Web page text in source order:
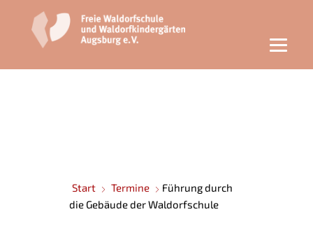
Start Termine
Führung durch
die Gebäude der Waldorfschule